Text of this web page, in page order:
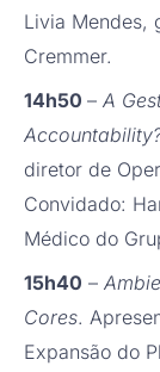
Livia Mendes,
Cremmer.
14h50 – A
diretor de
Convidado:
Médico do
15h40 –
Cores.
Expansão do